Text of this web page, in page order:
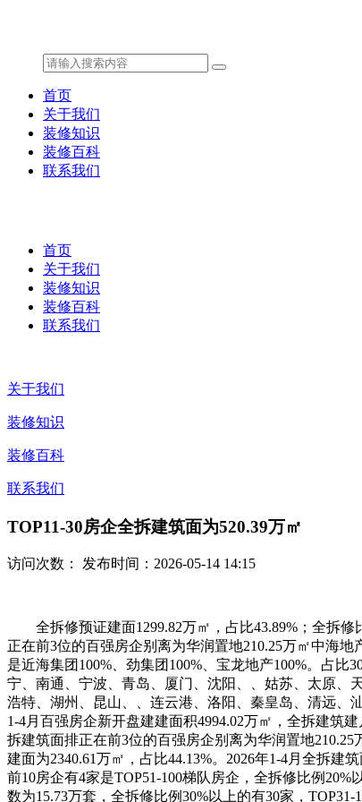
首页
关于我们
装修知识
装修百科
联系我们
首页
关于我们
装修知识
装修百科
联系我们
关于我们
装修知识
装修百科
联系我们
TOP11-30房企全拆建筑面为520.39万㎡
访问次数： 发布时间：2026-05-14 14:15
全拆修预证建面1299.82万㎡，占比43.89%；全拆修
正在前3位的百强房企别离为华润置地210.25万㎡中海
是近海集团100%、劲集团100%、宝龙地产100%。占
宁、南通、宁波、青岛、厦门、沈阳、、姑苏、太原、
浩特、湖州、昆山、、连云港、洛阳、秦皇岛、清远、
1-4月百强房企新开盘建建面积4994.02万㎡，全拆建筑
拆建筑面排正在前3位的百强房企别离为华润置地210.25
建面为2340.61万㎡，占比44.13%。2026年1-4月全拆
前10房企有4家是TOP51-100梯队房企，全拆修比例
数为15.73万套，全拆修比例30%以上的有30家，